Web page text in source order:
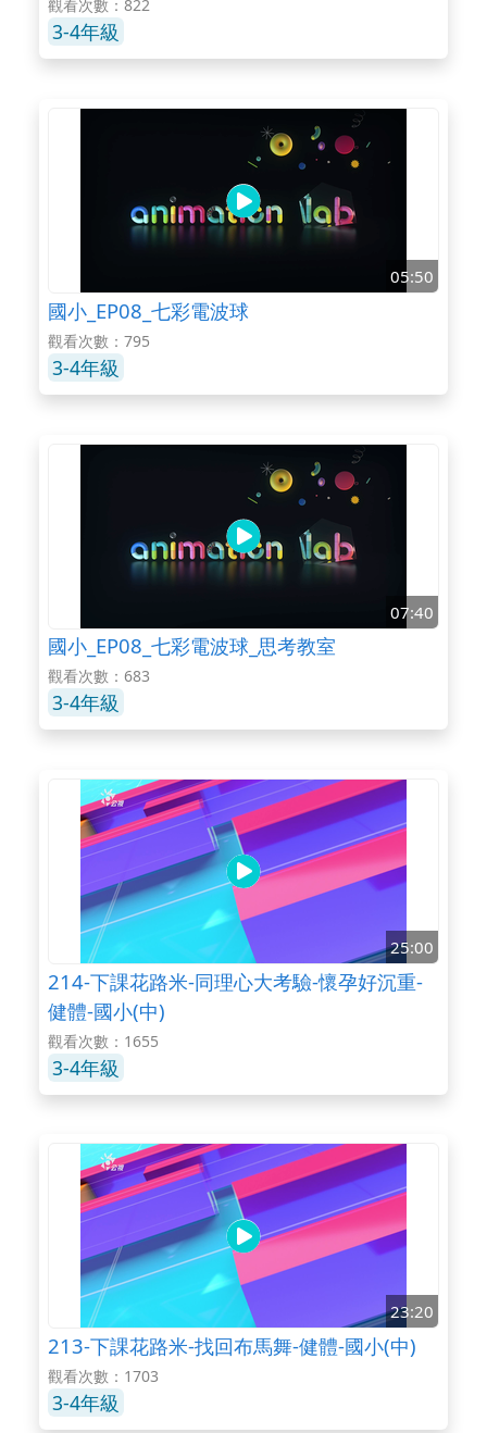
觀看次數：822
3-4年級
05:50
國小_EP08_七彩電波球
觀看次數：795
3-4年級
07:40
國小_EP08_七彩電波球_思考教室
觀看次數：683
3-4年級
25:00
214-下課花路米-同理心大考驗-懷孕好沉重-
健體-國小(中)
觀看次數：1655
3-4年級
23:20
213-下課花路米-找回布馬舞-健體-國小(中)
觀看次數：1703
3-4年級